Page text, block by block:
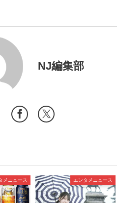
NJ編集部
メニュース エンタメニュース